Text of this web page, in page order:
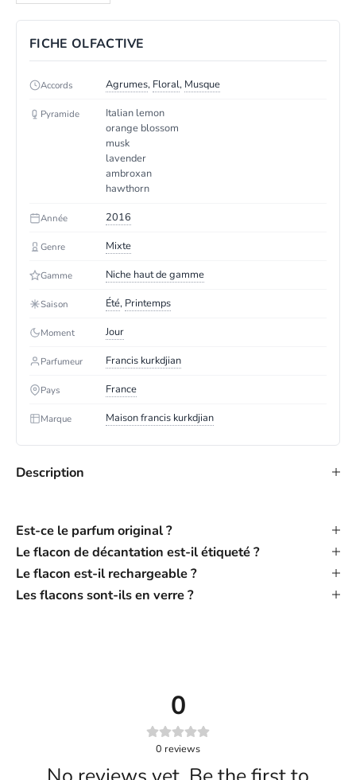
FICHE OLFACTIVE
Accords Agrumes, Floral, Musque
Pyramide
Italian lemon
orange blossom
musk
lavender
ambroxan
hawthorn
Année 2016
Genre Mixte
Gamme Niche haut de gamme
Saison Été, Printemps
Moment Jour
Parfumeur Francis kurkdjian
Pays France
Marque Maison francis kurkdjian
Description
0
0 reviews
Est-ce le parfum original ?
Le flacon de décantation est-il étiqueté ?
Le flacon est-il rechargeable ?
Les flacons sont-ils en verre ?